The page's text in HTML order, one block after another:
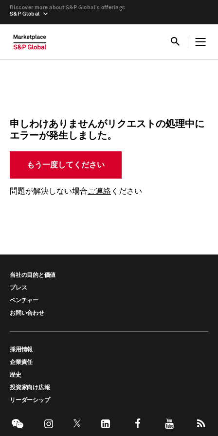
S&P Global
Discover more about S&P Global’s offerings
申しわけありませんがリクエストの処理中に
エラーが発生しました。
もう一度してください
問題が解決しない場合ご連絡 ください
当社の目的と価値
プレス
ベンチャー
お問い合わせ
採用情報
企業責任
歴史
投資家向け広報
リーダーシップ